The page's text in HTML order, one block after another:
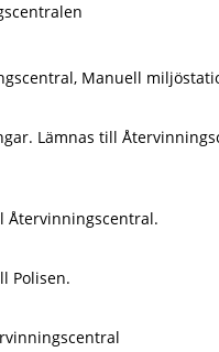
Manuell
Lämnas till
Återvinningscentral.
Polisen.